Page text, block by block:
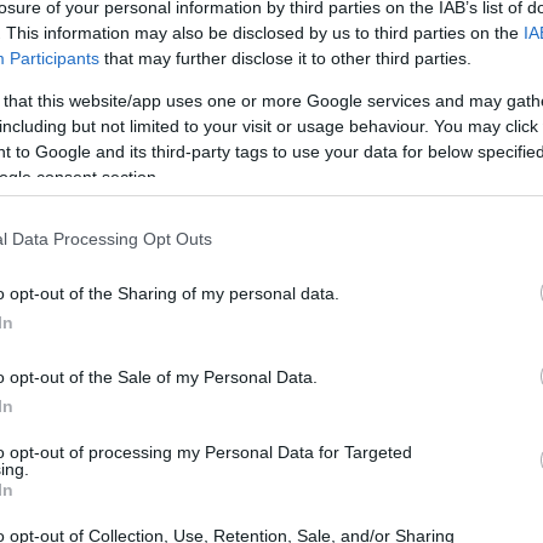
of your personal information by third parties on the IAB’s list of
This information may also be disclosed by us to third parties on the
Participants that may further disclose it to other third parties.
that this website/app uses one or more Google services and may
but not limited to your visit or usage behaviour. You may
to Google and its third-party tags to use your data for below
consent section.
Data Processing Opt Outs
opt-out of the Sharing of my personal data.
opt-out of the Sale of my Personal Data.
opt-out of processing my Personal Data for Targeted
opt-out of Collection, Use, Retention, Sale, and/or Sharing
ενέργειας, εξήγησε ότι οι ΑΠΕ
καθώς βοηθούν στη συγκράτηση
σε περιόδους πιέσεων, με τα
επόμενο κρίσιμο πεδίο της ενεργειακής
τις προσπάθειές της, σε
οι πρώτες μονάδες
ισχύος το 1,5 GW έως το 2027.
των μπαταριών στο ηλεκτρικό
μία διαδικασία που απαιτεί ιδιαίτερη
ο οποίος είναι υπεύθυνος για την
και με τις πρώτες μπαταρίες
να είμαστε πολύ προσεκτικοί
και πώς λειτουργούν προκειμένου να
για τα επόμενα κύματα επενδύσεων»,
15:39
15:30